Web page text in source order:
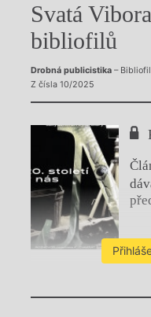
Svatá
bibliofilů
Drobná publicistika– Bibliofil
Z čísla 10/2025